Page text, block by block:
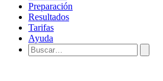
Preparación
Resultados
Tarifas
Ayuda
Buscar: